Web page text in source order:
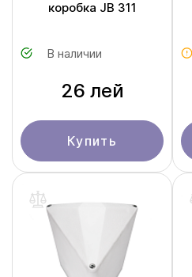
коробка JB 311
В наличии
26 лей
Купить